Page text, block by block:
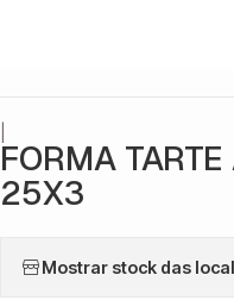
FORMA
25X3
Mostrar stock das